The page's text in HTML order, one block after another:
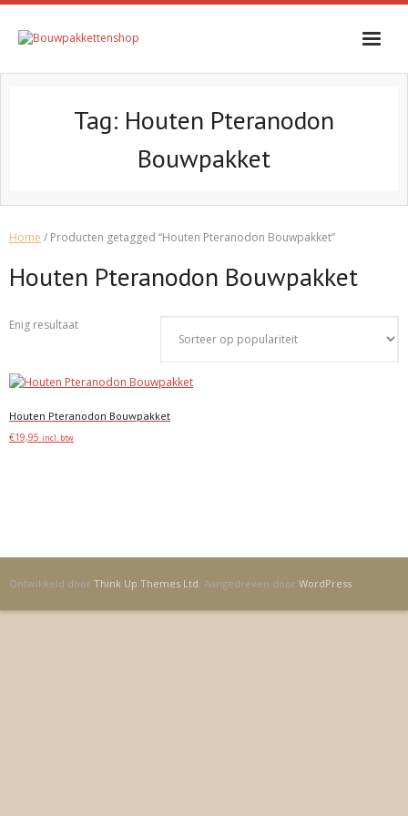
Skip
content
Tag: Houten Pteranodon
Bouwpakket
Home / Producten getagged “Houten Pteranodon Bouwpakket”
Houten Pteranodon Bouwpakket
Enig resultaat
Houten Pteranodon Bouwpakket
€19,95 incl. btw
Ontwikkeld door Think Up Themes Ltd . Aangedreven door WordPress